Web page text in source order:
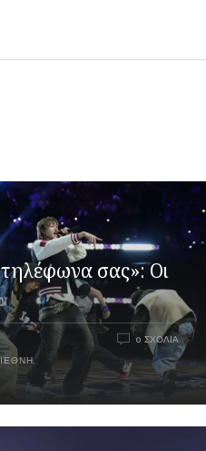
σας»: Οι
,
0 ΣΧΌΛΙΑ